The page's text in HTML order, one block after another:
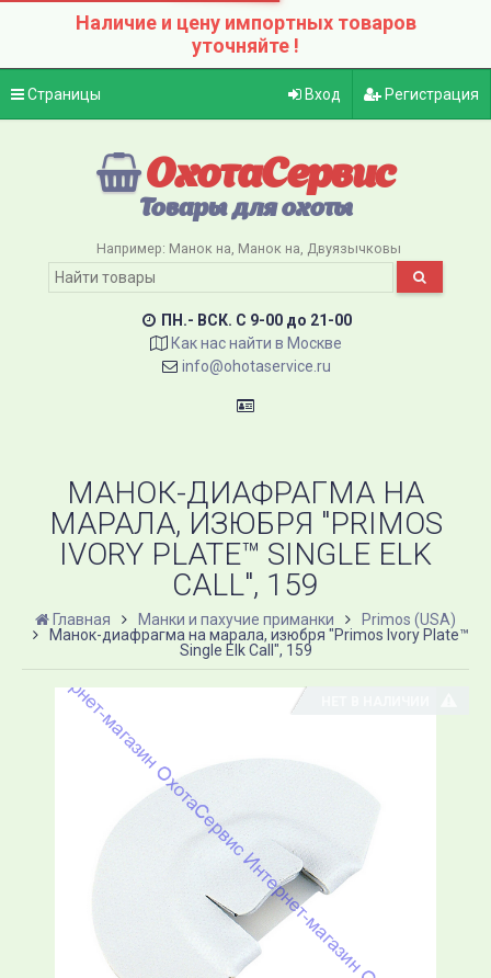
Наличие и цену импортных товаров
уточняйте !
Страницы Вход Регистрация
ОхотаСервис
Товары для охоты
Например: Манок на Манок на Двуязычковы
ПН.- ВСК. C 9-00 до 21-00
Как нас найти в Москве
info@ohotaservice.ru
МАНОК-ДИАФРАГМА НА
МАРАЛА, ИЗЮБРЯ "PRIMOS
IVORY PLATE™ SINGLE ELK
CALL", 159
Главная Манки и пахучие приманки
Primos (USA)
Манок-диафрагма на марала, изюбря "Primos Ivory Plate™
Single Elk Call", 159